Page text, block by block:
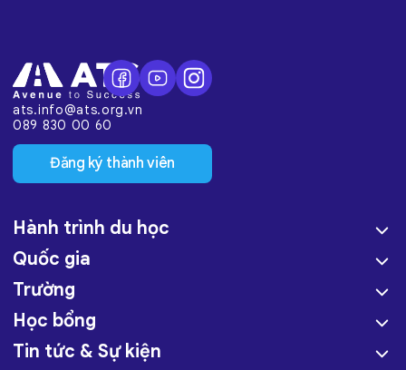
ats.info@ats.org.vn
089 830 00 60
Đăng ký thành viên
Hành trình du học
Quốc gia
Trường
Học bổng
Tin tức & Sự kiện